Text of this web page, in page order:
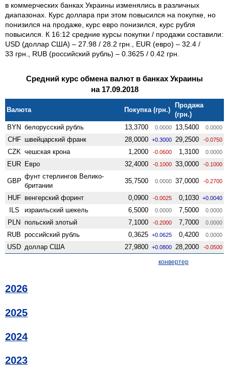
в коммерческих банках Украины изменялись в различных
диапазонах. Курс доллара при этом повысился на покупке, но
понизился на продаже, курс евро понизился, курс рубля
повысился. К 16:12 средние курсы покупки / продажи составили:
USD (доллар США) – 27.98 / 28.2 грн., EUR (евро) – 32.4 /
33 грн., RUB (российский рубль) – 0.3625 / 0.42 грн.
Средний курс обмена валют в банках Украины
на 17.09.2018
Валюта Покупка (грн.)
Продажа
(грн.)
BYN белорусский рубль 13,3700 0.0000 13,5400 0.0000
CHF швейцарский франк 28,0000 +0.3000 29,2500 -0.0750
CZK чешская крона 1,2000 -0.0600 1,3100 0.0000
EUR Евро 32,4000 -0.1000 33,0000 -0.1000
GBP
фунт стерлингов Велико­
британии
35,7500 0.0000 37,0000 -0.2700
HUF венгерский форинт 0,0900 -0.0025 0,1030 +0.0040
ILS израильский шекель 6,5000 0.0000 7,5000 0.0000
PLN польский злотый 7,1000 -0.2000 7,7000 0.0000
RUB российский рубль 0,3625 +0.0625 0,4200 0.0000
USD доллар США 27,9800 +0.0800 28,2000 -0.0500
конвертер
2026
2025
2024
2023